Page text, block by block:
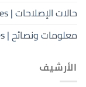
حالات الإصلاحات | Repair Cases
معلومات ونصائح | Tips & Guides
الأرشيف